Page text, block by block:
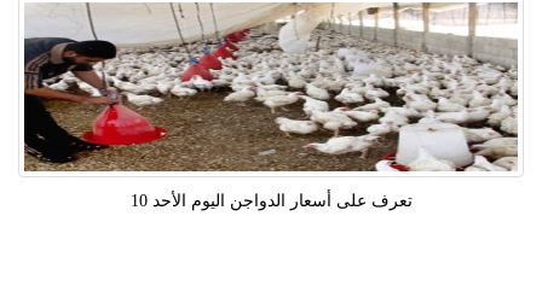
تعرف على أسعار الدواجن اليوم الأحد 10